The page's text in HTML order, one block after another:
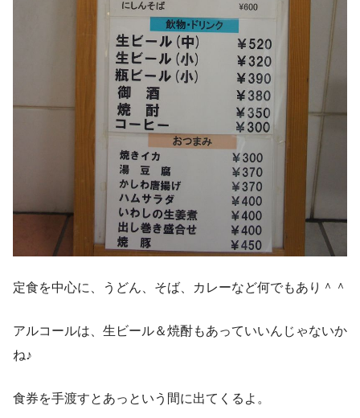
定食を中心に、うどん、そば、カレーなど何でもあり＾＾
アルコールは、生ビール＆焼酎もあっていいんじゃないか
ね♪
食券を手渡すとあっという間に出てくるよ。